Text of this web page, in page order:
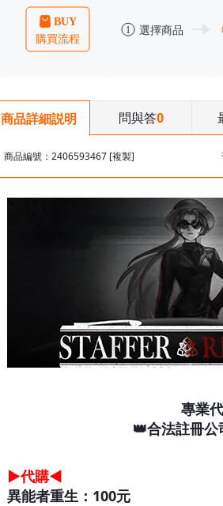
商品詳細説明 問與答0
商品編號：2406593467 [複製]
專業
👑合法註冊
▶代購◀
異能者重生：100元